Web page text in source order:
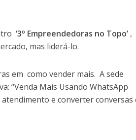
‘3º Empreendedoras no Topo’ ,
mas liderá-lo.
em como vender mais. A sede
“Venda Mais Usando WhatsApp
e converter conversas